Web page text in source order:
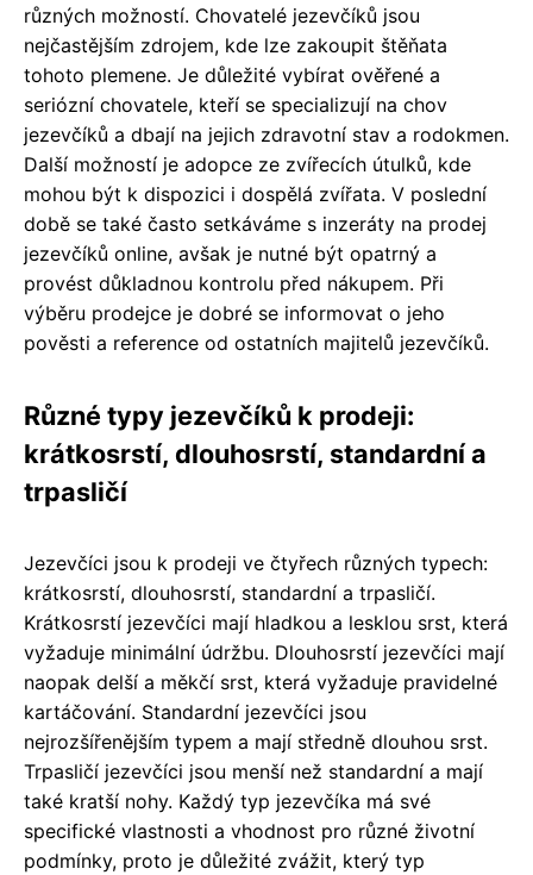
různých možností. Chovatelé jezevčíků jsou
nejčastějším zdrojem, kde lze zakoupit štěňata
tohoto plemene. Je důležité vybírat ověřené a
seriózní chovatele, kteří se specializují na chov
jezevčíků a dbají na jejich zdravotní stav a rodokmen.
Další možností je adopce ze zvířecích útulků, kde
mohou být k dispozici i dospělá zvířata. V poslední
době se také často setkáváme s inzeráty na prodej
jezevčíků online, avšak je nutné být opatrný a
provést důkladnou kontrolu před nákupem. Při
výběru prodejce je dobré se informovat o jeho
pověsti a reference od ostatních majitelů jezevčíků.
Různé typy jezevčíků k prodeji:
krátkosrstí, dlouhosrstí, standardní a
trpasličí
Jezevčíci jsou k prodeji ve čtyřech různých typech:
krátkosrstí, dlouhosrstí, standardní a trpasličí.
Krátkosrstí jezevčíci mají hladkou a lesklou srst, která
vyžaduje minimální údržbu. Dlouhosrstí jezevčíci mají
naopak delší a měkčí srst, která vyžaduje pravidelné
kartáčování. Standardní jezevčíci jsou
nejrozšířenějším typem a mají středně dlouhou srst.
Trpasličí jezevčíci jsou menší než standardní a mají
také kratší nohy. Každý typ jezevčíka má své
specifické vlastnosti a vhodnost pro různé životní
podmínky, proto je důležité zvážit, který typ